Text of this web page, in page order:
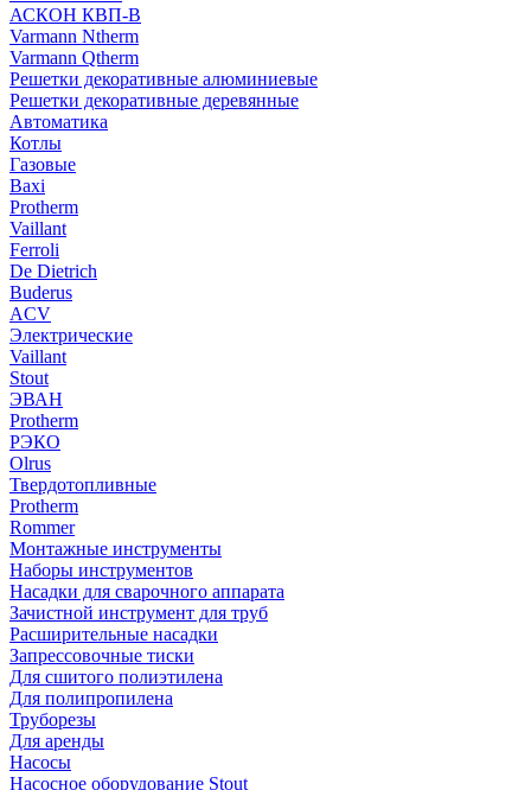
АСКОН КВП-В
Varmann Ntherm
Varmann Qtherm
Решетки декоративные алюминиевые
Решетки декоративные деревянные
Автоматика
Котлы
Газовые
Baxi
Protherm
Vaillant
Ferroli
De Dietrich
Buderus
ACV
Электрические
Vaillant
Stout
ЭВАН
Protherm
РЭКО
Olrus
Твердотопливные
Protherm
Rommer
Монтажные инструменты
Наборы инструментов
Насадки для сварочного аппарата
Зачистной инструмент для труб
Расширительные насадки
Запрессовочные тиски
Для сшитого полиэтилена
Для полипропилена
Труборезы
Для аренды
Насосы
Насосное оборудование Stout